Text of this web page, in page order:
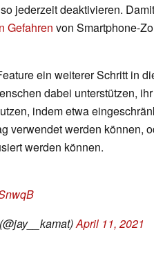
jederzeit deaktivieren.
Gefahren von Smartphone-
ein weiterer Schritt in
dabei unterstützen,
indem etwa
verwendet werden können,
werden können.
April 11, 2021